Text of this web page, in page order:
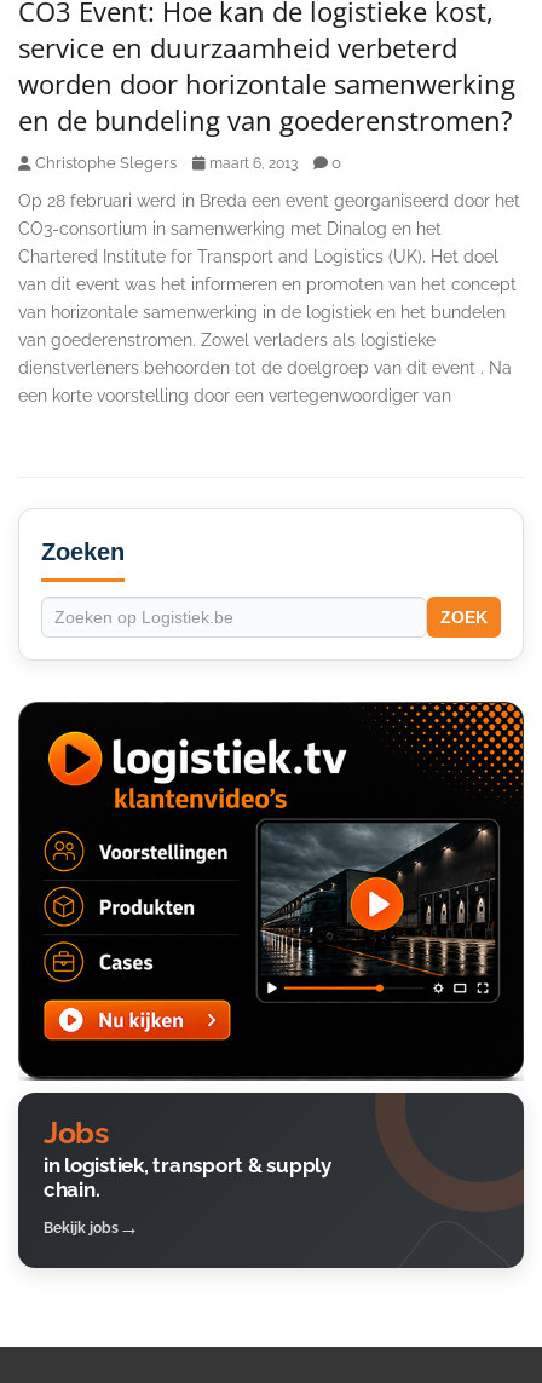
CO3 Event: Hoe kan de logistieke kost,
service en duurzaamheid verbeterd
worden door horizontale samenwerking
en de bundeling van goederenstromen?
Christophe Slegers maart 6, 2013 0
Op 28 februari werd in Breda een event georganiseerd door het
CO3-consortium in samenwerking met Dinalog en het
Chartered Institute for Transport and Logistics (UK). Het doel
van dit event was het informeren en promoten van het concept
van horizontale samenwerking in de logistiek en het bundelen
van goederenstromen. Zowel verladers als logistieke
dienstverleners behoorden tot de doelgroep van dit event . Na
een korte voorstelling door een vertegenwoordiger van
Secondary
Sidebar
Zoeken
ZOEK
Jobs
in logistiek, transport & supply
chain.
Bekijk jobs